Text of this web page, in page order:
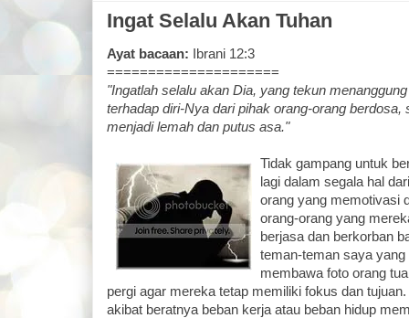
Ingat Selalu Akan Tuhan
Ayat bacaan: Ibrani 12:3
=====================
"Ingatlah selalu akan Dia, yang tekun
terhadap diri-Nya dari pihak orang-orang berdosa,
menjadi lemah dan putus asa."
Tidak gampang untuk
lagi dalam segala hal
orang yang memotivasi
orang-orang yang
berjasa dan berkorban
teman-teman saya
membawa foto orang
pergi agar mereka tetap memiliki fokus dan
akibat beratnya beban kerja atau beban hidup